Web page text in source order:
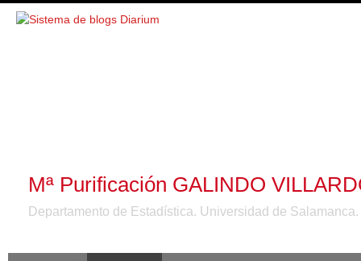
Mª Purificación GALINDO
Departamento de Estadística. Universidad de